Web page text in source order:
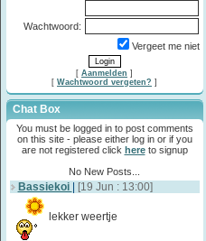
Wachtwoord:
Vergeet me niet
[ Aanmelden ]
[ Wachtwoord vergeten? ]
Chat Box
You must be logged in to post comments
on this site - please either log in or if you
are not registered click hereto signup
No New Posts...
Bassiekoi [19 Jun : 13:00]
lekker weertje